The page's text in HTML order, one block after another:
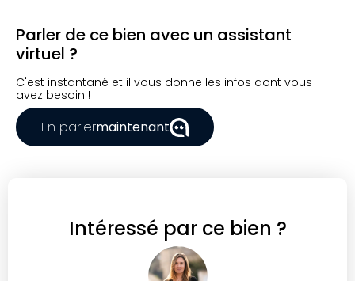
Parler de ce bien avec un assistant
virtuel ?
C'est instantané et il vous donne les infos dont vous
avez besoin !
En parlermaintenant
Intéressé par ce bien ?